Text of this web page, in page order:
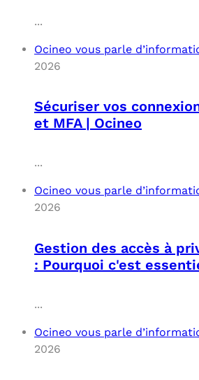
...
Ocineo vous parle
2026
Sécuriser vos
et MFA | Ocineo
...
Ocineo vous parle
2026
Gestion des accès à
: Pourquoi c'est
...
Ocineo vous parle
2026